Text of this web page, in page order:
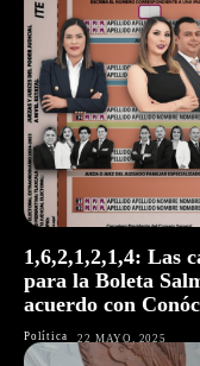
1,6,2,1,2,1,4: Las
para la Boleta
acuerdo con
Política 22 MAYO, 2025